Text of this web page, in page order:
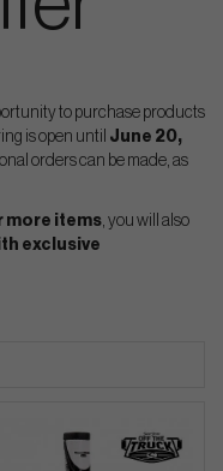
to purchase products
is open until June 20,
orders can be made, as
more items, you will also
exclusive